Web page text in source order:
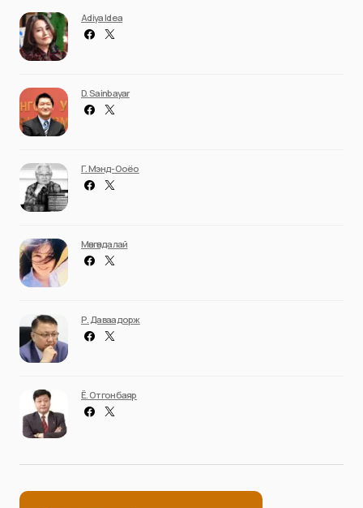
Adiya Idea
D. Sainbayar
Г. Мэнд-Ооёо
Мөнгөндалай
Р. Даваадорж
Ё. Отгонбаяр